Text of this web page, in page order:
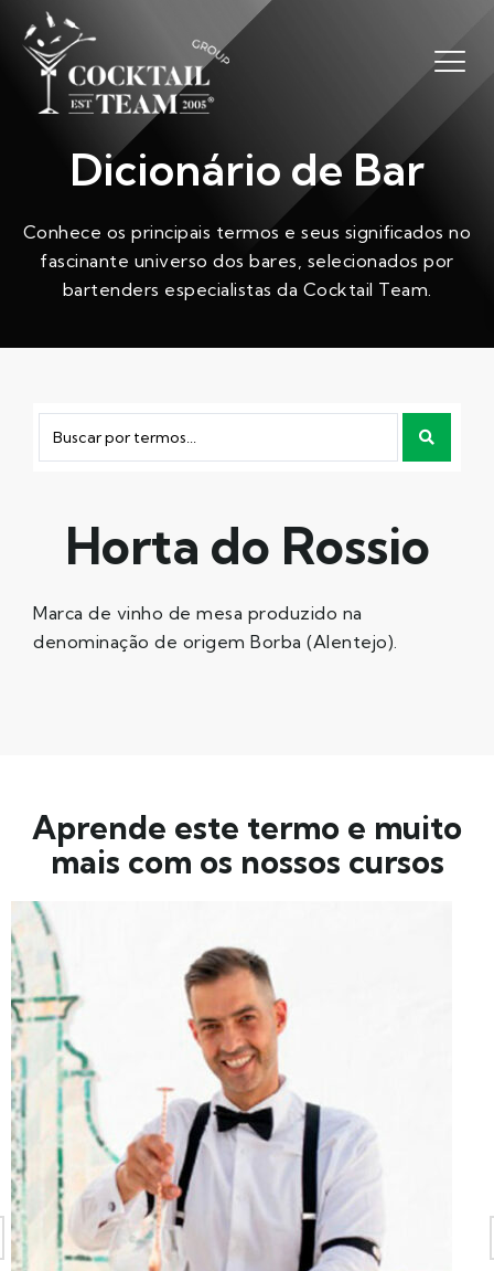
Dicionário de Bar
Conhece os principais termos e seus significados no
fascinante universo dos bares, selecionados por
bartenders especialistas da Cocktail Team.
Horta do Rossio
Marca de vinho de mesa produzido na
denominação de origem Borba (Alentejo).
Aprende este termo e muito
mais com os nossos cursos